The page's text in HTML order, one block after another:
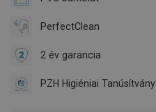
PerfectClean
2 év garancia
PZH Higiéniai Tanúsítvány